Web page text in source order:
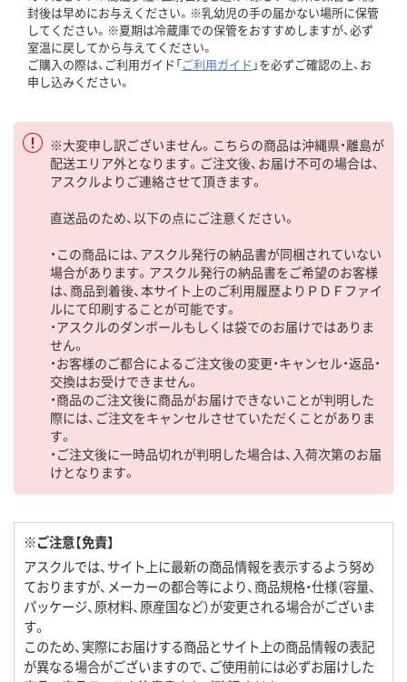
封後は早めにお与えください。※乳幼児の手の届かない場所に保管
してください。※夏期は冷蔵庫での保管をおすすめしますが、必ず
室温に戻してから与えてください。
ご購入の際は、ご利用ガイド「ご利用ガイド 」を必ずご確認の上、お
申し込みください。
※大変申し訳ございません。こちらの商品は沖縄県・離島が
配送エリア外となります。ご注文後、お届け不可の場合は、
アスクルよりご連絡させて頂きます。
直送品のため、以下の点にご注意ください。
・この商品には、アスクル発行の納品書が同梱されていない
場合があります。アスクル発行の納品書をご希望のお客様
は、商品到着後、本サイト上のご利用履歴よりＰＤＦファイ
ルにて印刷することが可能です。
・アスクルのダンボールもしくは袋でのお届けではありま
せん。
・お客様のご都合によるご注文後の変更・キャンセル・返品・
交換はお受けできません。
・商品のご注文後に商品がお届けできないことが判明した
際には、ご注文をキャンセルさせていただくことがありま
す。
・ご注文後に一時品切れが判明した場合は、入荷次第のお届
けとなります。
※ご注意【免責】
アスクルでは、サイト上に最新の商品情報を表示するよう努め
ておりますが、メーカーの都合等により、商品規格・仕様（容量、
パッケージ、原材料、原産国など）が変更される場合がございま
す。
このため、実際にお届けする商品とサイト上の商品情報の表記
が異なる場合がございますので、ご使用前には必ずお届けした